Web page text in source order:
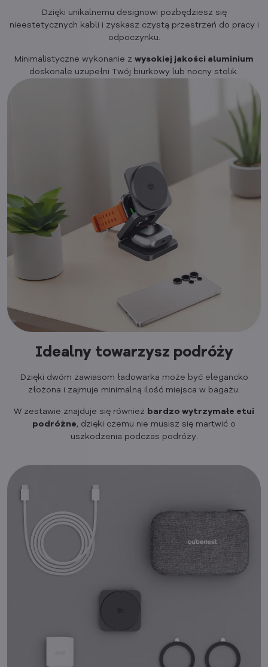
Dzięki unikalnemu designowi pozbędziesz się
nieestetycznych kabli i zyskasz czystą przestrzeń do pracy i
odpoczynku.
Minimalistyczne wykonanie z wysokiej jakości aluminium
doskonale uzupełni Twój biurkowy lub nocny stolik.
Idealny towarzysz podróży
Dzięki dwóm zawiasom ładowarka może być elegancko
złożona i zajmuje minimalną ilość miejsca w bagażu.
W zestawie znajduje się również bardzo wytrzymałe etui
podróżne, dzięki czemu nie musisz się martwić o
uszkodzenia podczas podróży.